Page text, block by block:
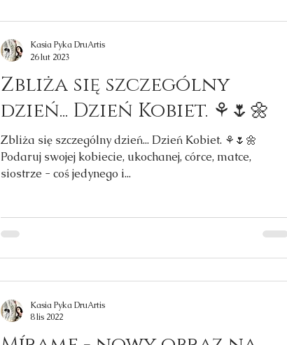
Zbliża się szczególny
dzień... Dzień Kobiet. ⚘️🌷🌼
Zbliża się szczególny dzień... Dzień Kobiet. ⚘️🌷🌼
Podaruj swojej kobiecie, ukochanej, córce, matce,
siostrze - coś jedynego i...
Kasia Pyka DruArtis
26 lut 2023
Kasia Pyka DruArtis
8 lis 2022